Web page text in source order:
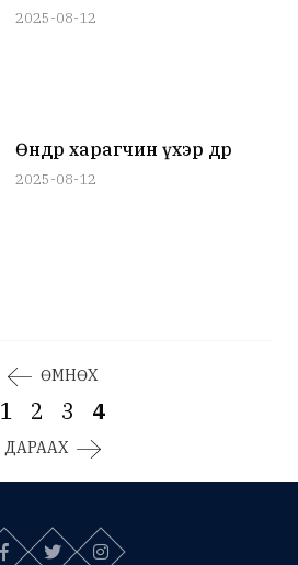
2025-08-12
Өнөөдөр харагчин үхэр өдөр
2025-08-12
ӨМНӨХ
1 2 3 4
ДАРААХ